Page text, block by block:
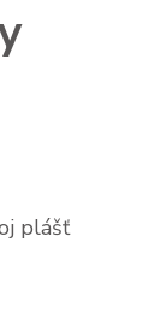
plášť